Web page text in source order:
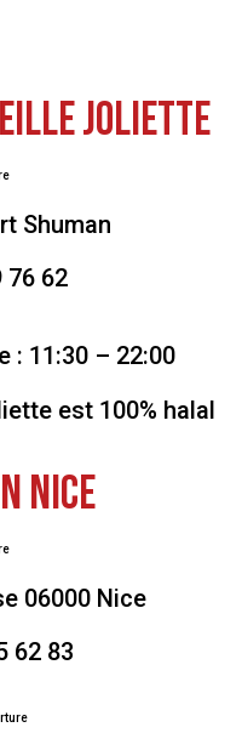
JOLIETTE
Shuman
62
: 11:30 – 22:00
est 100% halal
NICE
06000 Nice
62 83